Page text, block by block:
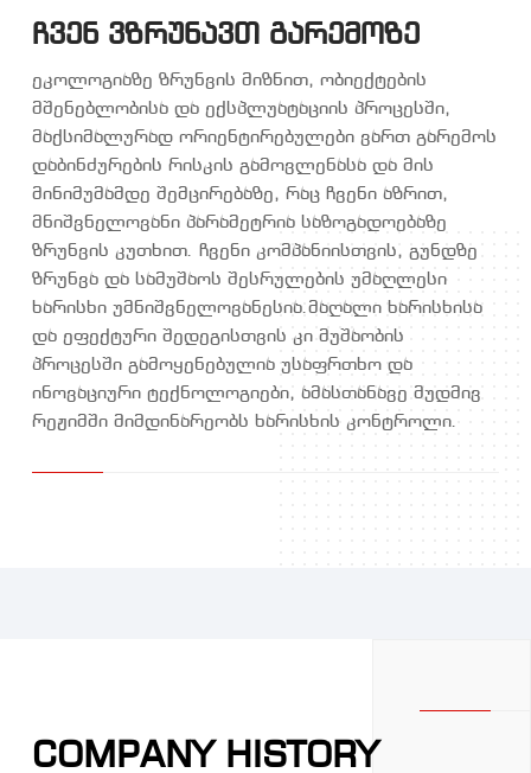
ჩვენ ვზრუნავთ გარემოზე
ეკოლოგიაზე ზრუნვის მიზნით, ობიექტების
მშენებლობისა და ექსპლუატაციის პროცესში,
მაქსიმალურად ორიენტირებულები ვართ გარემოს
დაბინძურების რისკის გამოვლენასა და მის
მინიმუმამდე შემცირებაზე, რაც ჩვენი აზრით,
მნიშვნელოვანი პარამეტრია საზოგადოებაზე
ზრუნვის კუთხით. ჩვენი კომპანიისთვის, გუნდზე
ზრუნვა და სამუშაოს შესრულების უმაღლესი
ხარისხი უმნიშვნელოვანესია.მაღალი ხარისხისა
და ეფექტური შედეგისთვის კი მუშაობის
პროცესში გამოყენებულია უსაფრთხო და
ინოვაციური ტექნოლოგიები, ამასთანავე მუდმივ
რეჟიმში მიმდინარეობს ხარისხის კონტროლი.
COMPANY HISTORY